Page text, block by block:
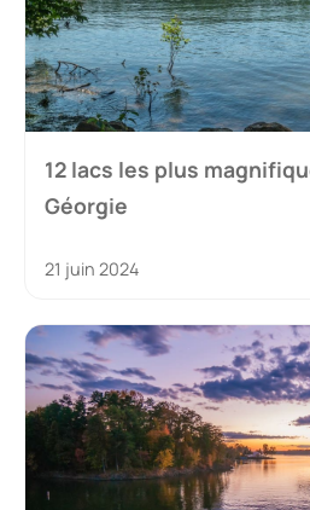
12 lacs les plus
Géorgie
21 juin 2024